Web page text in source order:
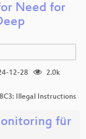
Need for
12-28
2.0k
Illegal Instructions
für